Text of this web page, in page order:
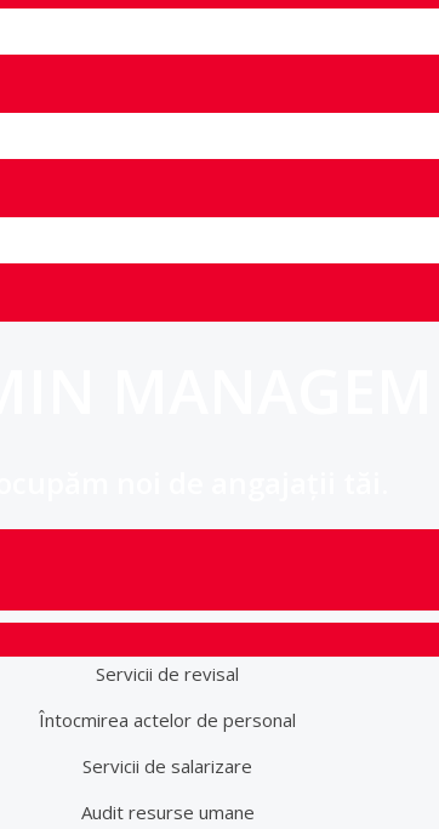
Servicii de revisal
Întocmirea actelor de personal
Servicii de salarizare
Audit resurse umane